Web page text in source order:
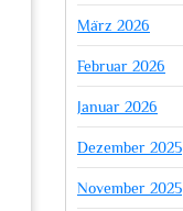
März 2026
Februar 2026
Januar 2026
Dezember 2025
November 2025